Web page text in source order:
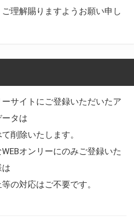
理解賜りますようお願い申し
ーサイトにご登録いただいたア
タは
削除いたします。
オンリーにのみご登録いた
の対応はご不要です。